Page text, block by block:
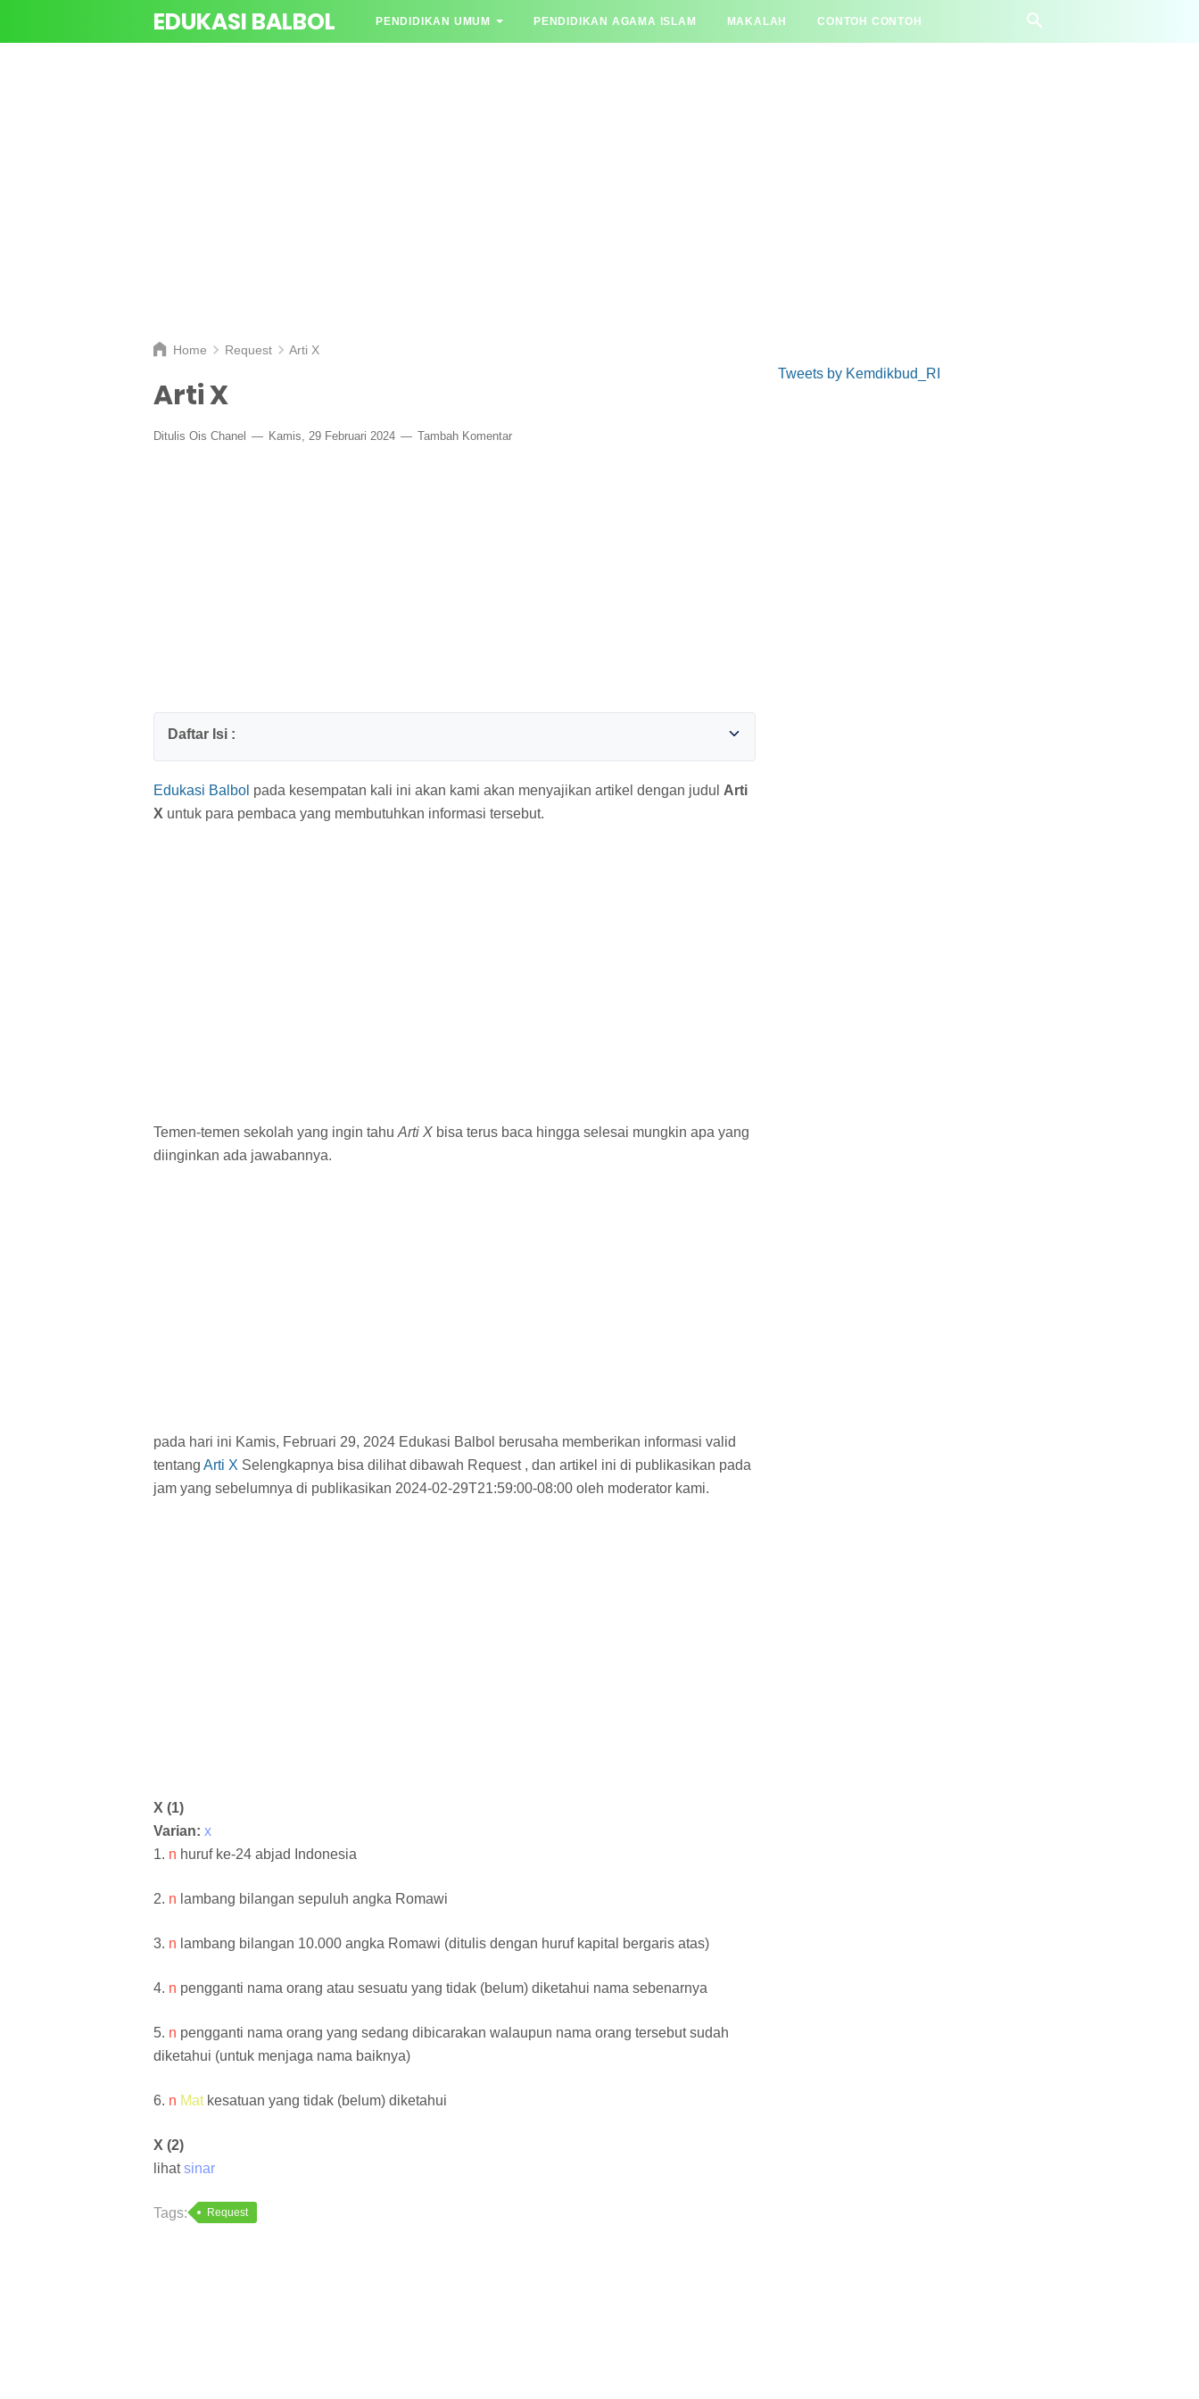
EDUKASI BALBOL PENDIDIKAN UMUM PENDIDIKAN AGAMA ISLAM MAKALAH CONTOH CONTOH
Home Request Arti X
Arti X
Ditulis Ois Chanel Kamis, 29 Februari 2024 Tambah Komentar
Edukasi Balbol pada kesempatan kali ini akan kami akan menyajikan artikel dengan judul Arti
X untuk para pembaca yang membutuhkan informasi tersebut.
Temen-temen sekolah yang ingin tahu Arti X bisa terus baca hingga selesai mungkin apa yang
diinginkan ada jawabannya.
pada hari ini Kamis, Februari 29, 2024 Edukasi Balbol berusaha memberikan informasi valid
tentang Arti X Selengkapnya bisa dilihat dibawah Request , dan artikel ini di publikasikan pada
jam yang sebelumnya di publikasikan 2024-02-29T21:59:00-08:00 oleh moderator kami.
X (1)
Varian: x
1. n huruf ke-24 abjad Indonesia
2. n lambang bilangan sepuluh angka Romawi
3. n lambang bilangan 10.000 angka Romawi (ditulis dengan huruf kapital bergaris atas)
4. n pengganti nama orang atau sesuatu yang tidak (belum) diketahui nama sebenarnya
5. n pengganti nama orang yang sedang dibicarakan walaupun nama orang tersebut sudah
diketahui (untuk menjaga nama baiknya)
6. n Matkesatuan yang tidak (belum) diketahui
X (2)
lihatsinar
Tags: Request
Tweets by Kemdikbud_RI